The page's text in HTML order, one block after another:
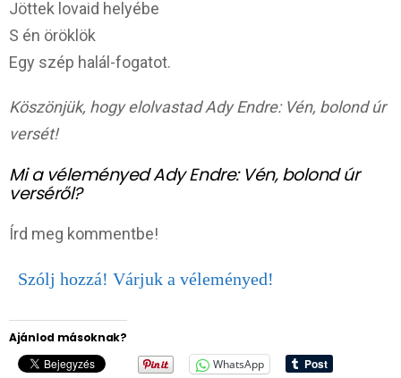
Jöttek lovaid helyébe
S én öröklök
Egy szép halál-fogatot.
Köszönjük, hogy elolvastad Ady Endre: Vén, bolond úr
versét!
Mi a véleményed Ady Endre: Vén, bolond úr
verséről?
Írd meg kommentbe!
Szólj hozzá! Várjuk a véleményed!
Ajánlod másoknak?
WhatsApp